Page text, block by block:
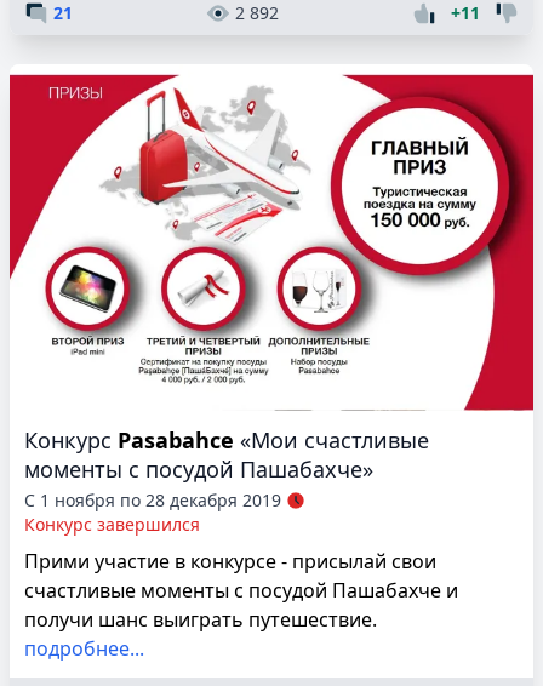
21 2 892 +11
Конкурс Pasabahce «Мои счастливые
моменты с посудой Пашабахче»
С 1 ноября по 28 декабря 2019
Конкурс завершился
Прими участие в конкурсе - присылай свои
счастливые моменты с посудой Пашабахче и
получи шанс выиграть путешествие.
подробнее...